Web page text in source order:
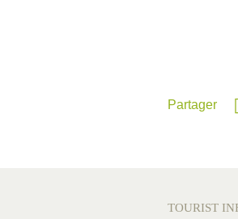
Partager
TOURIST